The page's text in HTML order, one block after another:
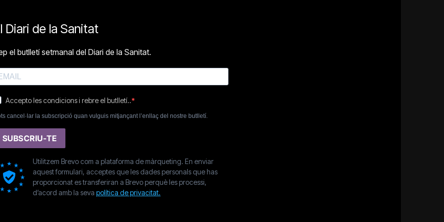
Diari de la Sanitat
el butlletí setmanal del Diari de la Sanitat.
Accepto les condicions i rebre el butlletí..
cancel·lar la subscripció quan vulguis mitjançant l’enllaç del nostre butlletí.
SUBSCRIU-TE
Utilitzem Brevo com a plataforma de màrqueting. En enviar
aquest formulari, acceptes que les dades personals que has
proporcionat es transferiran a Brevo perquè les processi,
d’acord amb la seva política de privacitat.